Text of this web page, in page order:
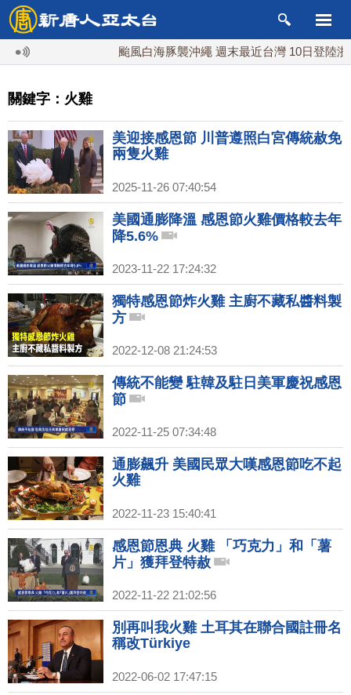
颱風白海豚襲沖繩 週末最近台灣 10日登陸浙江
關鍵字：火雞
美迎接感恩節 川普遵照白宮傳統赦免
兩隻火雞
2025-11-26 07:40:54
美國通膨降溫 感恩節火雞價格較去年
降5.6%
2023-11-22 17:24:32
獨特感恩節炸火雞 主廚不藏私醬料製
方
2022-12-08 21:24:53
傳統不能變 駐韓及駐日美軍慶祝感恩
節
2022-11-25 07:34:48
通膨飆升 美國民眾大嘆感恩節吃不起
火雞
2022-11-23 15:40:41
感恩節恩典 火雞 「巧克力」和「薯
片」獲拜登特赦
2022-11-22 21:02:56
別再叫我火雞 土耳其在聯合國註冊名
稱改Türkiye
2022-06-02 17:47:15